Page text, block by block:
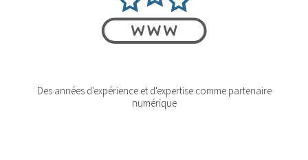
Des années d'expérience et d'expertise comme partenaire
numérique